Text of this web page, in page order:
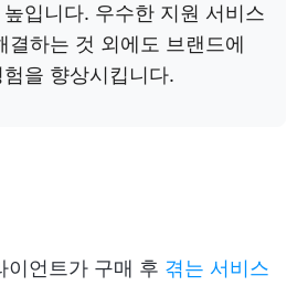
입니다. 우수한 지원 서비스
결하는 것 외에도 브랜드에
을 향상시킵니다.
이언트가 구매 후 겪는 서비스